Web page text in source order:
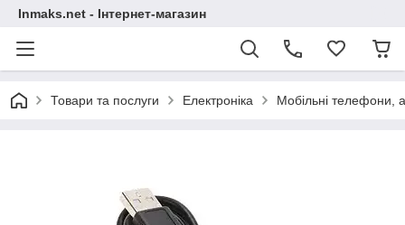
Inmaks.net - Інтернет-магазин
Товари та послуги Електроніка Мобільні телефони,